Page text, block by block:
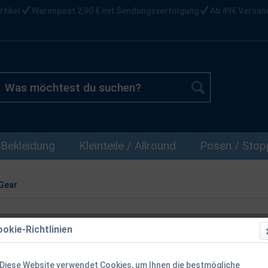
Warenpost 2,90 € mit Sendungsverfolgung Ab 49€
Bekleidung Kleinteile / Allround Posen /
Savage
Sinking 5
Richtlinien
Diese Website verwendet Cookies, um Ihnen die bestmögliche